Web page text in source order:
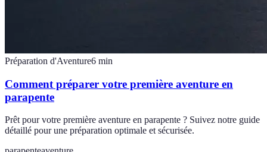
Préparation d'Aventure6 min
Comment préparer votre première aventure en
parapente
Prêt pour votre première aventure en parapente ? Suivez notre guide
détaillé pour une préparation optimale et sécurisée.